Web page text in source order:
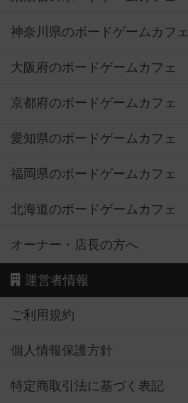
神奈川県のボードゲームカフェ
大阪府のボードゲームカフェ
京都府のボードゲームカフェ
愛知県のボードゲームカフェ
福岡県のボードゲームカフェ
北海道のボードゲームカフェ
オーナー・店長の方へ
運営者情報
ご利用規約
個人情報保護方針
特定商取引法に基づく表記